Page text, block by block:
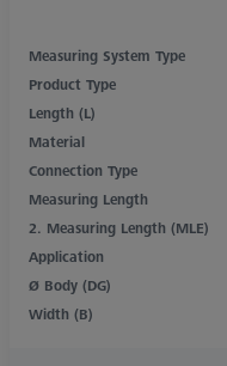
Measuring System Type
Product Type
Length (L)
Material
Connection Type
Measuring Length
2. Measuring Length (MLE)
Application
Ø Body (DG)
Width (B)